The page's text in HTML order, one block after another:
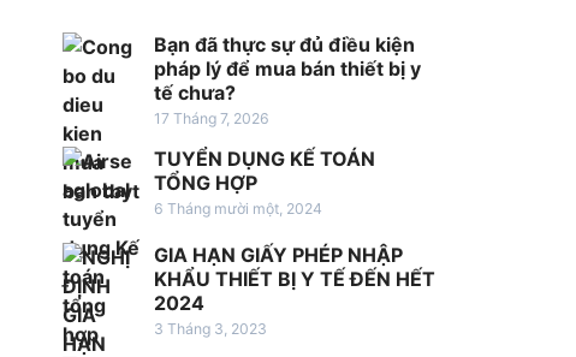
n
u
f
o
r
D
ị
c
h
v
ụ
u
b
m
e
n
u
f
r
D
ị
Bạn đã thực sự đủ điều kiện
pháp lý để mua bán thiết bị y
tế chưa?
17 Tháng 7, 2026
TUYỂN DỤNG KẾ TOÁN
TỔNG HỢP
6 Tháng mười một, 2024
GIA HẠN GIẤY PHÉP NHẬP
KHẨU THIẾT BỊ Y TẾ ĐẾN HẾT
2024
3 Tháng 3, 2023